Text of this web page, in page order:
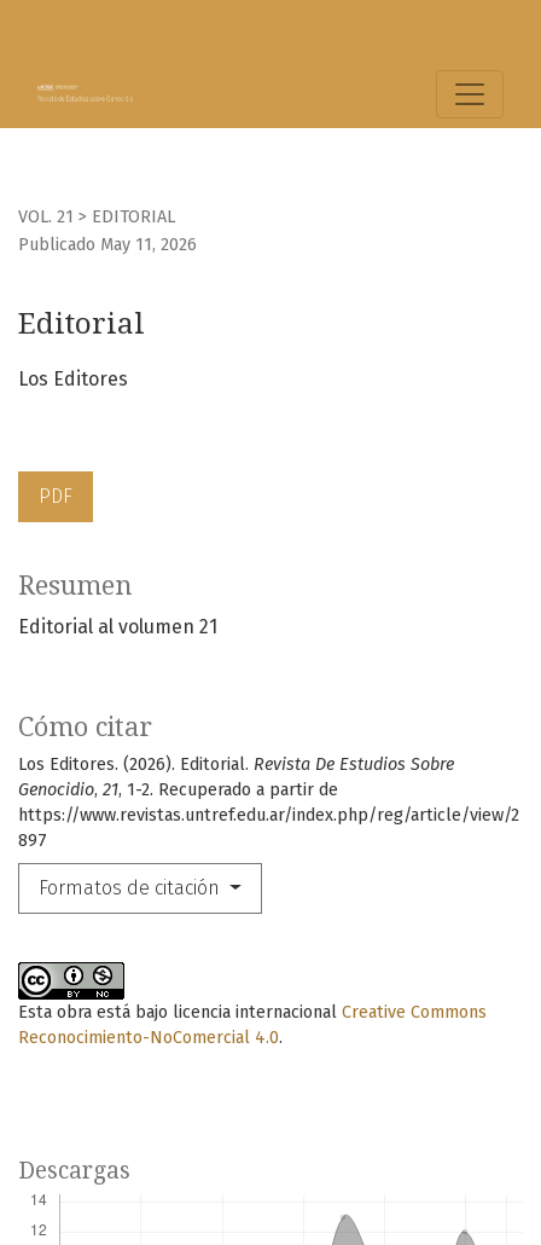
VOL. 21 > EDITORIAL
Editorial
Publicado May 11, 2026
Los Editores
PDF
Cómo citar
Los Editores. (2026). Editorial. Revista De Estudios Sobre
Genocidio, 21, 1-2. Recuperado a partir de
https://www.revistas.untref.edu.ar/index.php/reg/article/view/2
897
Formatos de citación
Resumen
Editorial al volumen 21
Esta obra está bajo licencia internacional Creative Commons
Reconocimiento-NoComercial 4.0.
Descargas